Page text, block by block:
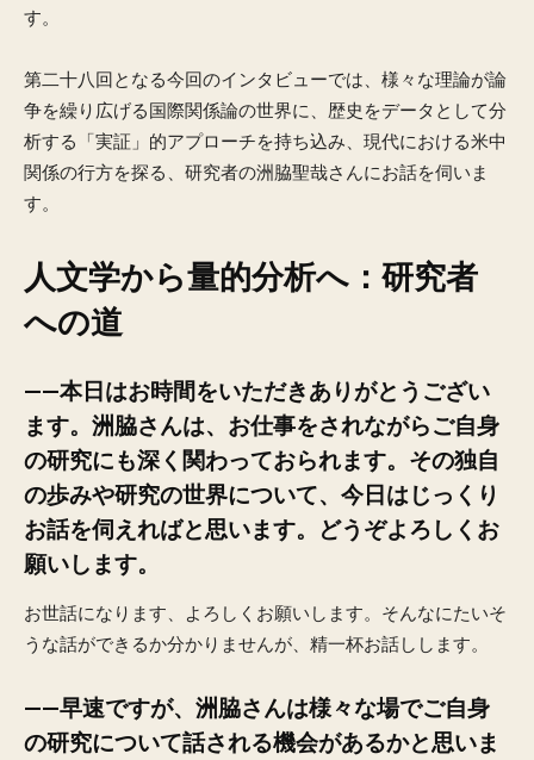
す。
第二十八回となる今回のインタビューでは、様々な理論が論
争を繰り広げる国際関係論の世界に、歴史をデータとして分
析する「実証」的アプローチを持ち込み、現代における米中
関係の行方を探る、研究者の洲脇聖哉さんにお話を伺いま
す。
人文学から量的分析へ：研究者
への道
——本日はお時間をいただきありがとうござい
ます。洲脇さんは、お仕事をされながらご自身
の研究にも深く関わっておられます。その独自
の歩みや研究の世界について、今日はじっくり
お話を伺えればと思います。どうぞよろしくお
願いします。
お世話になります、よろしくお願いします。そんなにたいそ
うな話ができるか分かりませんが、精一杯お話しします。
——早速ですが、洲脇さんは様々な場でご自身
の研究について話される機会があるかと思いま